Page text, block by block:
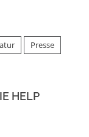
Presse
HELP